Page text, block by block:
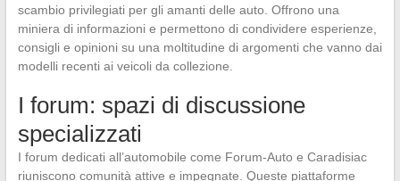
scambio privilegiati per gli amanti delle auto. Offrono una
miniera di informazioni e permettono di condividere esperienze,
consigli e opinioni su una moltitudine di argomenti che vanno dai
modelli recenti ai veicoli da collezione.
I forum: spazi di discussione
specializzati
I forum dedicati all’automobile come Forum-Auto e Caradisiac
riuniscono comunità attive e impegnate. Queste piattaforme